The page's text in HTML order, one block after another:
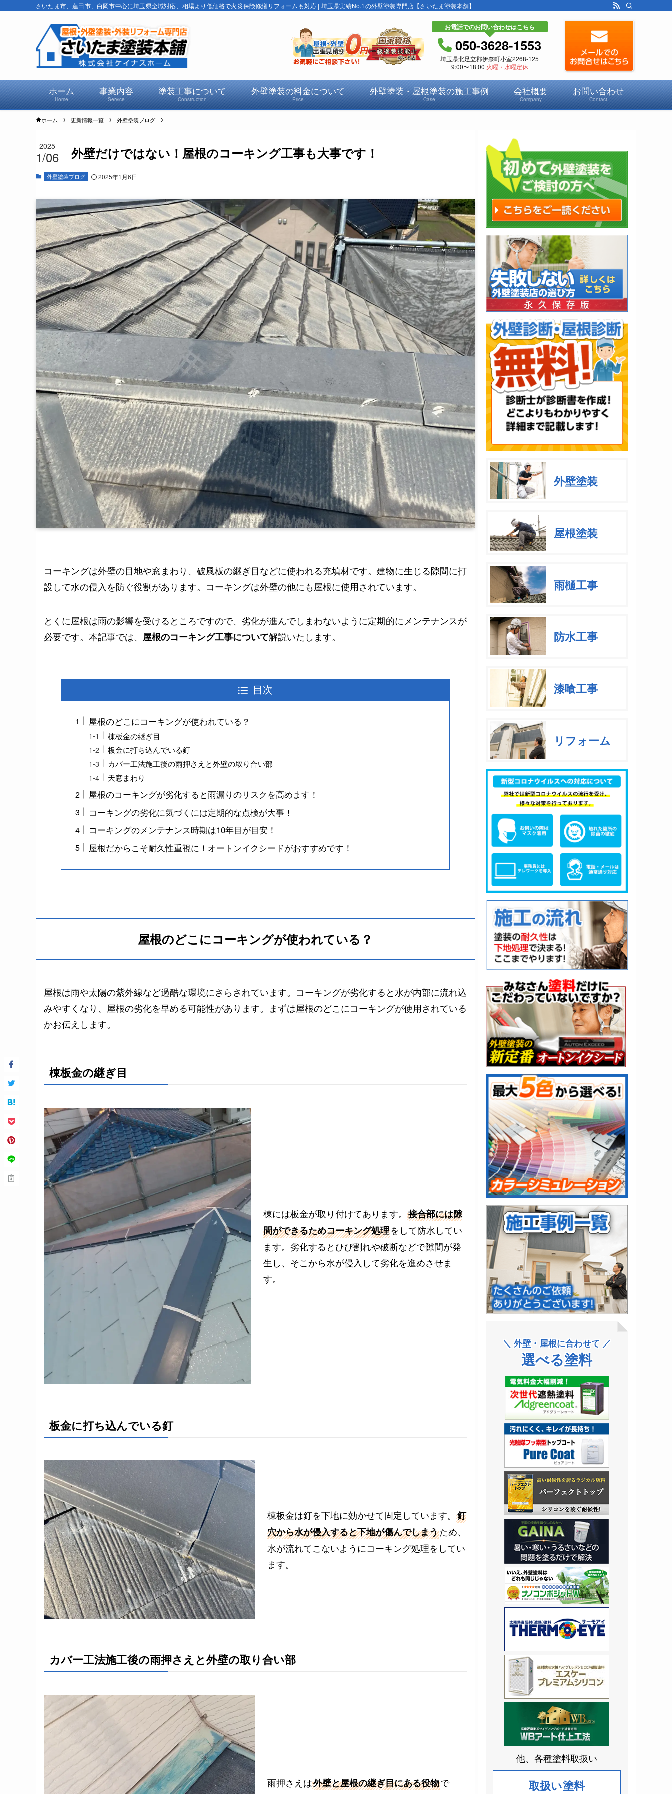
さいたま市、蓮田市、白岡市中心に埼玉県全域対応、相場より低価格で火災保険修繕リフォームも対応 | 埼玉県実績No.1の外壁塗装専門店【さいたま塗装本舗】
ホーム
Home
事業内容
Service
塗装工事について
Construction
外壁塗装の料金について
Price
外壁塗装・屋根塗装の施工事例
Case
会社概要
Company
お問い合わせ
Contact
お電話でのお問い合わせはこちら
050-3628-1553
埼玉県北足立郡伊奈町小室2268-125
9:00〜18:00 火曜・水曜定休
ホーム 更新情報一覧 外壁塗装ブログ
外壁だけではない！屋根のコーキング工事も大事です！
2025
1/06
外壁塗装ブログ 2025年1月6日
コーキングは外壁の目地や窓まわり、破風板の継ぎ目などに使われる充填材です。建物に生じる隙間に打
設して水の侵入を防ぐ役割があります。コーキングは外壁の他にも屋根に使用されています。
とくに屋根は雨の影響を受けるところですので、劣化が進んでしまわないように定期的にメンテナンスが
必要です。本記事では、 屋根のコーキング工事について解説いたします。
目次
屋根のどこにコーキングが使われている？
棟板金の継ぎ目
板金に打ち込んでいる釘
カバー工法施工後の雨押さえと外壁の取り合い部
天窓まわり
屋根のコーキングが劣化すると雨漏りのリスクを高めます！
コーキングの劣化に気づくには定期的な点検が大事！
コーキングのメンテナンス時期は10年目が目安！
屋根だからこそ耐久性重視に！オートンイクシードがおすすめです！
屋根のどこにコーキングが使われている？
屋根は雨や太陽の紫外線など過酷な環境にさらされています。コーキングが劣化すると水が内部に流れ込
みやすくなり、屋根の劣化を早める可能性があります。まずは屋根のどこにコーキングが使用されている
かお伝えします。
棟板金の継ぎ目
棟には板金が取り付けてあります。 接合部には隙
間ができるためコーキング処理をして防水してい
ます。劣化するとひび割れや破断などで隙間が発
生し、そこから水が侵入して劣化を進めさせま
す。
板金に打ち込んでいる釘
棟板金は釘を下地に効かせて固定しています。 釘
穴から水が侵入すると下地が傷んでしまうため、
水が流れてこないようにコーキング処理をしてい
ます。
カバー工法施工後の雨押さえと外壁の取り合い部
雨押さえは外壁と屋根の継ぎ目にある役物で
外壁塗装
屋根塗装
雨樋工事
防水工事
漆喰工事
リフォーム
＼ 外壁・屋根に合わせて ／
選べる塗料
他、各種塗料取扱い
取扱い塗料